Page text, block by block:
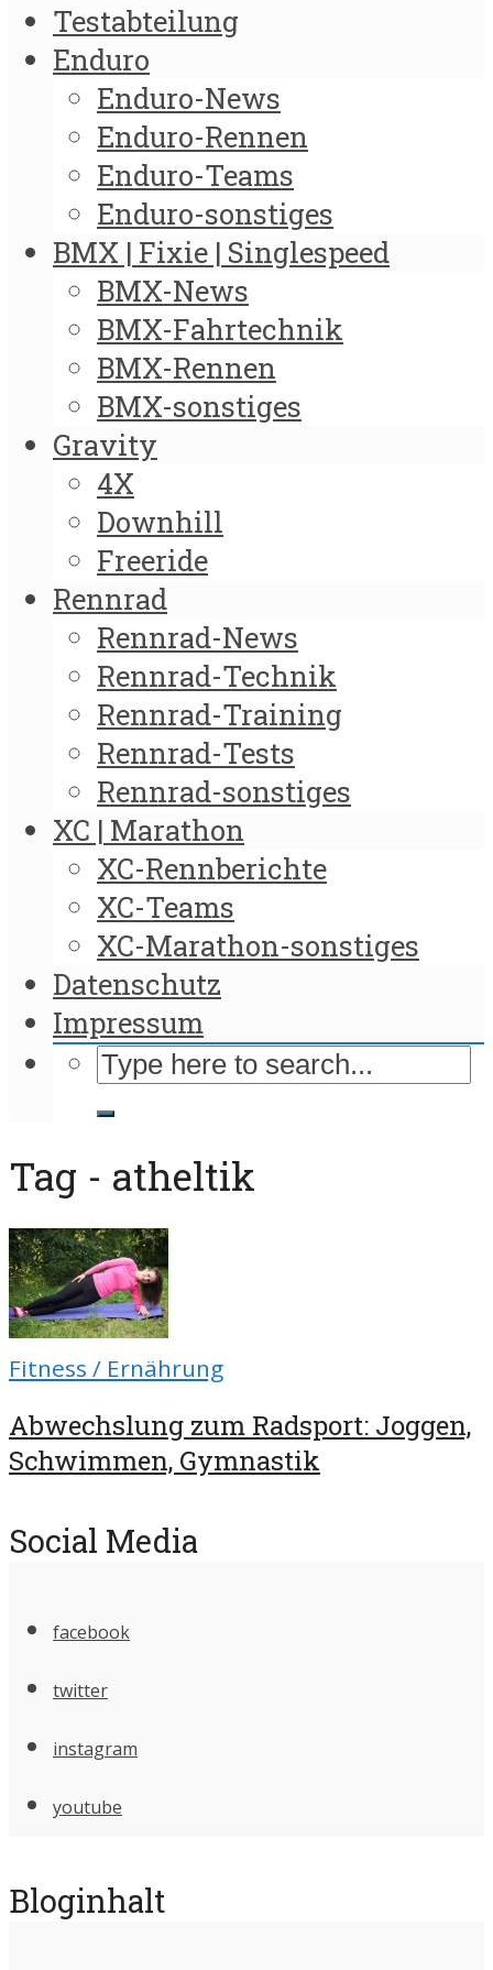
Testabteilung
Enduro
Enduro-News
Enduro-Rennen
Enduro-Teams
Enduro-sonstiges
BMX | Fixie | Singlespeed
BMX-News
BMX-Fahrtechnik
BMX-Rennen
BMX-sonstiges
Gravity
4X
Downhill
Freeride
Rennrad
Rennrad-News
Rennrad-Technik
Rennrad-Training
Rennrad-Tests
Rennrad-sonstiges
XC | Marathon
XC-Rennberichte
XC-Teams
XC-Marathon-sonstiges
Datenschutz
Impressum
Tag - atheltik
Fitness / Ernährung
Abwechslung zum Radsport: Joggen,
Schwimmen, Gymnastik
Social Media
facebook
twitter
instagram
youtube
Bloginhalt